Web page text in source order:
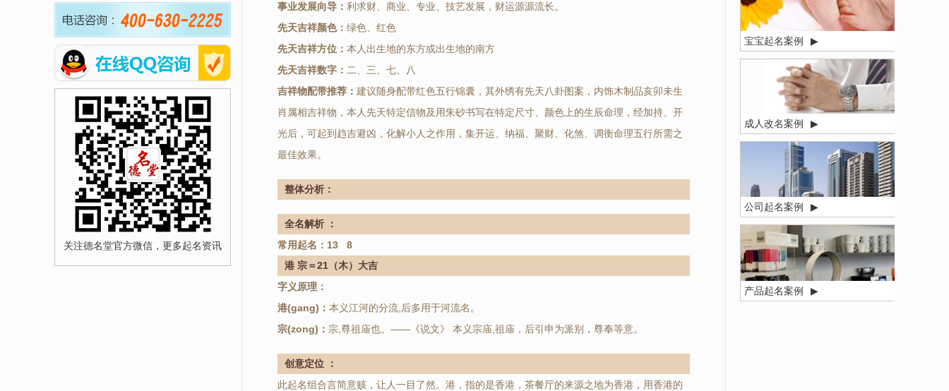
关注德名堂官方微信，更多起名资讯
事业发展向导： 利求财、商业、专业、技艺发展，财运源源流长。
先天吉祥颜色： 绿色、红色
先天吉祥方位： 本人出生地的东方或出生地的南方
先天吉祥数字： 二、三、七、八
吉祥物配带推荐： 建议随身配带红色五行锦囊，其外绣有先天八卦图案，内饰木制品亥卯未生
肖属相吉祥物，本人先天特定信物及用朱砂书写在特定尺寸、颜色上的生辰命理，经加持、开
光后，可起到趋吉避凶，化解小人之作用，集开运、纳福、聚财、化煞、调衡命理五行所需之
最佳效果。
整体分析：
全名解析 ：
常用起名：13 8
港 宗＝21（木）大吉
字义原理：
港(gang)： 本义江河的分流,后多用于河流名。
宗(zong)： 宗,尊祖庙也。——《说文》 本义宗庙,祖庙，后引申为派别，尊奉等意。
创意定位 ：
此起名组合言简意赅，让人一目了然。港，指的是香港，茶餐厅的来源之地为香港，用香港的
宝宝起名案例 ▶
成人改名案例 ▶
公司起名案例 ▶
产品起名案例 ▶